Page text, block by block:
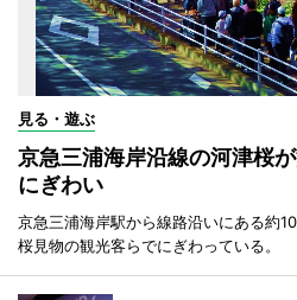
見る・遊ぶ
京急三浦海岸沿線の河津桜
にぎわい
京急三浦海岸駅から線路沿いにある約
桜見物の観光客らでにぎわっている。